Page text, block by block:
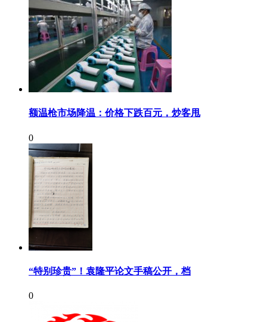
额温枪市场降温：价格下跌百元，炒客甩
0
“特别珍贵”！袁隆平论文手稿公开，档
0